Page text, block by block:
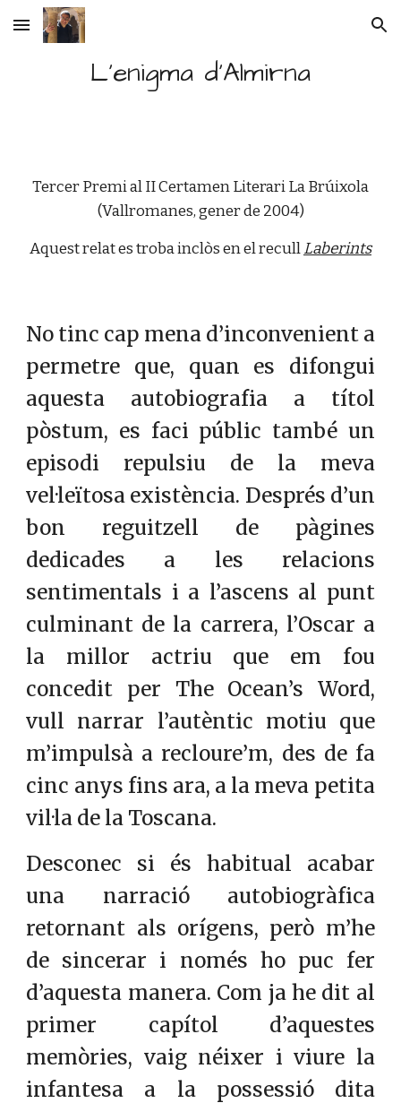
Skip to main content Skip to navigation
L'enigma d'Almirna
Tercer Premi al II Certamen Literari La Brúixola
(Vallromanes, gener de 2004)
Aquest relat es troba inclòs en el recullLaberints
No tinc cap mena d’inconvenient a
permetre que, quan es difongui
aquesta autobiografia a títol
pòstum, es faci públic també un
episodi repulsiu de la meva
vel·leïtosa existència. Després d’un
bon reguitzell de pàgines
dedicades a les relacions
sentimentals i a l’ascens al punt
culminant de la carrera, l’Oscar a
la millor actriu que em fou
concedit per The Ocean’s Word,
vull narrar l’autèntic motiu que
m’impulsà a recloure’m, des de fa
cinc anys fins ara, a la meva petita
vil·la de la Toscana.
Desconec si és habitual acabar
una narració autobiogràfica
retornant als orígens, però m’he
de sincerar i només ho puc fer
d’aquesta manera. Com ja he dit al
primer capítol d’aquestes
memòries, vaig néixer i viure la
infantesa a la possessió dita